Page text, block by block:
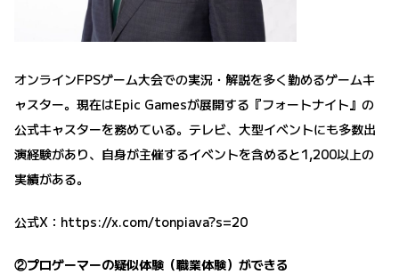
オンラインFPSゲーム大会での実況・解説を多く勤めるゲームキ
ャスター。現在はEpic Gamesが展開する『フォートナイト』の
公式キャスターを務めている。テレビ、大型イベントにも多数出
演経験があり、自身が主催するイベントを含めると1,200以上の
実績がある。
公式X： https://x.com/tonpiava?s=20
②プロゲーマーの疑似体験（職業体験）ができる